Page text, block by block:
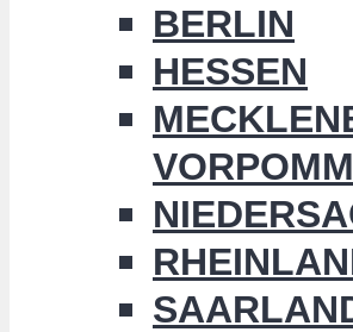
BERLIN
HESSEN